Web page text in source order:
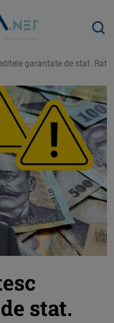
garantate de stat.
stat.